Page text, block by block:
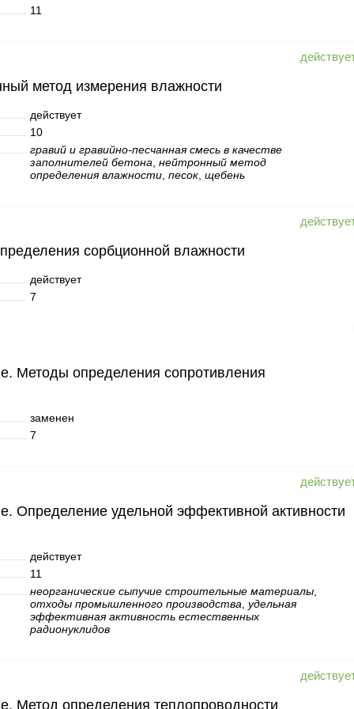
11
метод измерения влажности
действует
10
гравий и гравийно-песчанная смесь в качестве
заполнителей бетона нейтронный метод
определения влажности, песок, щебень
сорбционной влажности
действует
7
Методы определения сопротивления
заменен
7
Определение удельной эффективной активности
действует
11
неорганические сыпучие строительные материалы,
отходы промышленного производства удельная
эффективная активность естественных
радионуклидов
Метод определения теплопроводности